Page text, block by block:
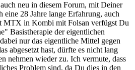
neu in diesem Forum, mit Deiner
eine 28 Jahre lange Erfahrung, auch
MTX in Kombi mit Folsan verfügst Du
Basistherapie der eigentlichen
nur das eigentliche Mittel gegen
abgesetzt hast, dürfte es nicht lang
nehmen wieder zu. Ich vermute, dass
Problem sind, da Du dies in den